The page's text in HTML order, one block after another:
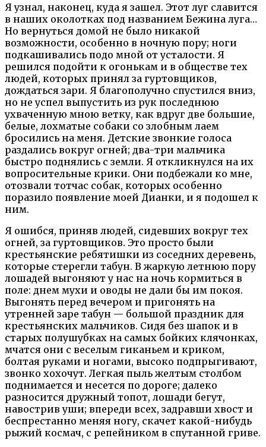
Я узнал, наконец, куда я зашел. Этот луг славится
в наших околотках под названием Бежина луга…
Но вернуться домой не было никакой
возможности, особенно в ночную пору; ноги
подкашивались подо мной от усталости. Я
решился подойти к огонькам и в обществе тех
людей, которых принял за гуртовщиков,
дождаться зари. Я благополучно спустился вниз,
но не успел выпустить из рук последнюю
ухваченную мною ветку, как вдруг две большие,
белые, лохматые собаки со злобным лаем
бросились на меня. Детские звонкие голоса
раздались вокруг огней; два-три мальчика
быстро поднялись с земли. Я откликнулся на их
вопросительные крики. Они подбежали ко мне,
отозвали тотчас собак, которых особенно
поразило появление моей Дианки, и я подошел к
ним.
Я ошибся, приняв людей, сидевших вокруг тех
огней, за гуртовщиков. Это просто были
крестьянские ребятишки из соседних деревень,
которые стерегли табун. В жаркую летнюю пору
лошадей выгоняют у нас на ночь кормиться в
поле: днем мухи и оводы не дали бы им покоя.
Выгонять перед вечером и пригонять на
утренней заре табун — большой праздник для
крестьянских мальчиков. Сидя без шапок и в
старых полушубках на самых бойких клячонках,
мчатся они с веселым гиканьем и криком,
болтая руками и ногами, высоко подпрыгивают,
звонко хохочут. Легкая пыль желтым столбом
поднимается и несется по дороге; далеко
разносится дружный топот, лошади бегут,
навострив уши; впереди всех, задравши хвост и
беспрестанно меняя ногу, скачет какой-нибудь
рыжий космач, с репейником в спутанной гриве.